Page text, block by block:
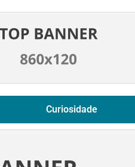
Curiosidade